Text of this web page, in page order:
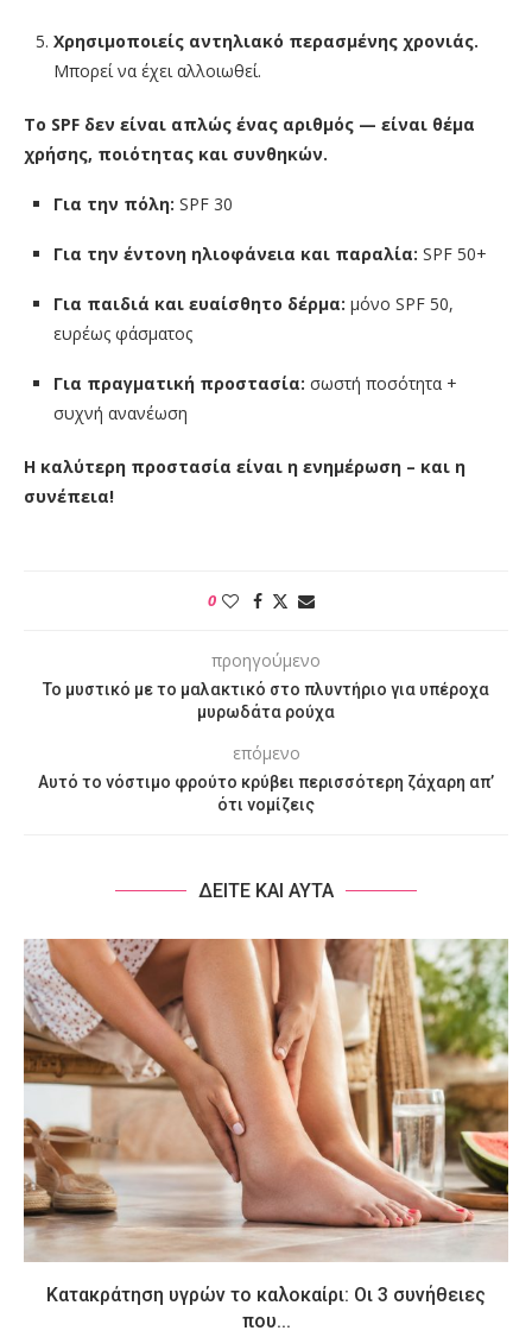
Χρησιμοποιείς αντηλιακό περασμένης χρονιάς.
Μπορεί να έχει αλλοιωθεί.
Το SPF δεν είναι απλώς ένας αριθμός — είναι θέμα
χρήσης, ποιότητας και συνθηκών.
Για την πόλη: SPF 30
Για την έντονη ηλιοφάνεια και παραλία: SPF 50+
Για παιδιά και ευαίσθητο δέρμα: μόνο SPF 50,
ευρέως φάσματος
Για πραγματική προστασία: σωστή ποσότητα +
συχνή ανανέωση
Η καλύτερη προστασία είναι η ενημέρωση – και η
συνέπεια!
0
προηγούμενο
Το μυστικό με το μαλακτικό στο πλυντήριο για υπέροχα
μυρωδάτα ρούχα
επόμενο
Αυτό το νόστιμο φρούτο κρύβει περισσότερη ζάχαρη απ’
ότι νομίζεις
ΔΕΙΤΕ ΚΑΙ ΑΥΤΑ
Κατακράτηση υγρών το καλοκαίρι: Οι 3 συνήθειες
που...